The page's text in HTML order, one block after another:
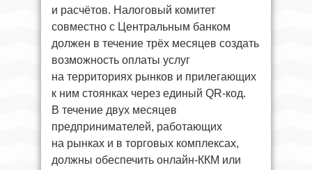
и расчётов. Налоговый комитет
совместно с Центральным банком
должен в течение трёх месяцев создать
возможность оплаты услуг
на территориях рынков и прилегающих
к ним стоянках через единый QR-код.
В течение двух месяцев
предпринимателей, работающих
на рынках и в торговых комплексах,
должны обеспечить онлайн-ККМ или